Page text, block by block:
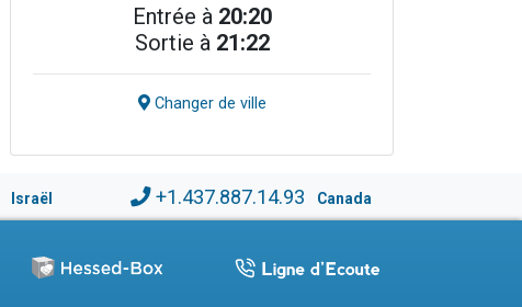
Entrée à 20:20
Sortie à 21:22
Changer de ville
Israël +1.437.887.14.93 Canada